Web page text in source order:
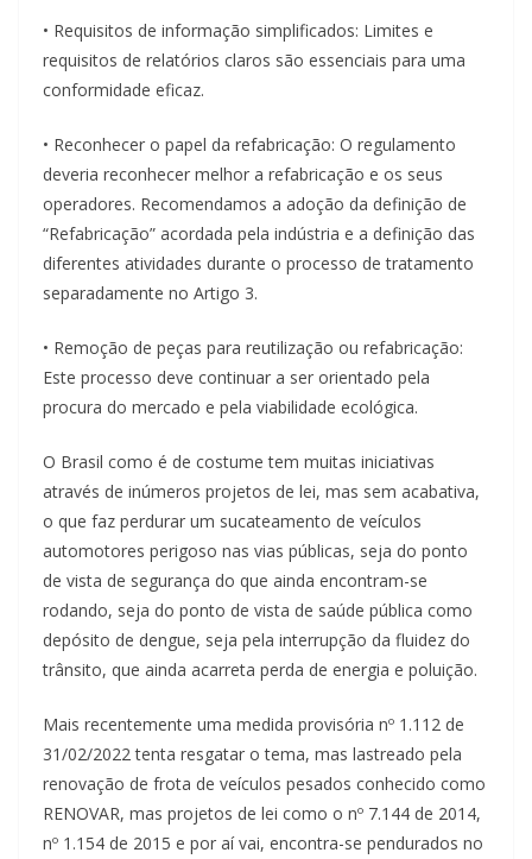
• Requisitos de informação simplificados: Limites e
requisitos de relatórios claros são essenciais para uma
conformidade eficaz.
• Reconhecer o papel da refabricação: O regulamento
deveria reconhecer melhor a refabricação e os seus
operadores. Recomendamos a adoção da definição de
“Refabricação” acordada pela indústria e a definição das
diferentes atividades durante o processo de tratamento
separadamente no Artigo 3.
• Remoção de peças para reutilização ou refabricação:
Este processo deve continuar a ser orientado pela
procura do mercado e pela viabilidade ecológica.
O Brasil como é de costume tem muitas iniciativas
através de inúmeros projetos de lei, mas sem acabativa,
o que faz perdurar um sucateamento de veículos
automotores perigoso nas vias públicas, seja do ponto
de vista de segurança do que ainda encontram-se
rodando, seja do ponto de vista de saúde pública como
depósito de dengue, seja pela interrupção da fluidez do
trânsito, que ainda acarreta perda de energia e poluição.
Mais recentemente uma medida provisória nº 1.112 de
31/02/2022 tenta resgatar o tema, mas lastreado pela
renovação de frota de veículos pesados conhecido como
RENOVAR, mas projetos de lei como o nº 7.144 de 2014,
nº 1.154 de 2015 e por aí vai, encontra-se pendurados no